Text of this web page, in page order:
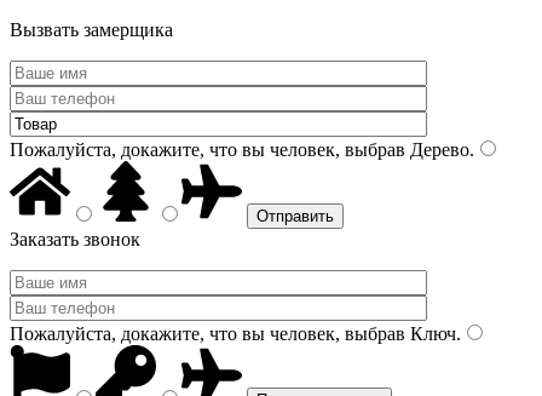
Вызвать замерщика
Пожалуйста, докажите, что вы человек, выбрав Дерево.
Заказать звонок
Пожалуйста, докажите, что вы человек, выбрав Ключ.